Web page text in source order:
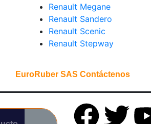
Renault Megane
Renault Sandero
Renault Scenic
Renault Stepway
EuroRuber SAS Contáctenos